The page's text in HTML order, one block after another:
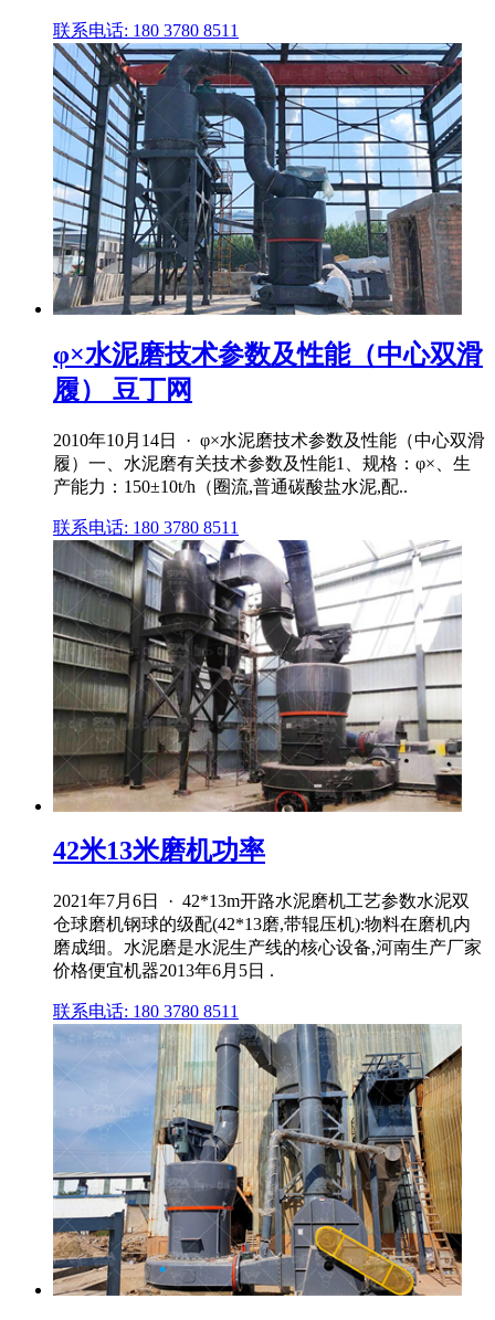
联系电话: 180 3780 8511
φ×水泥磨技术参数及性能（中心双滑
履） 豆丁网
2010年10月14日 · φ×水泥磨技术参数及性能（中心双滑
履）一、水泥磨有关技术参数及性能1、规格：φ×、生
产能力：150±10t/h（圈流,普通碳酸盐水泥,配..
联系电话: 180 3780 8511
42米13米磨机功率
2021年7月6日 · 42*13m开路水泥磨机工艺参数水泥双
仓球磨机钢球的级配(42*13磨,带辊压机):物料在磨机内
磨成细。水泥磨是水泥生产线的核心设备,河南生产厂家
价格便宜机器2013年6月5日 .
联系电话: 180 3780 8511